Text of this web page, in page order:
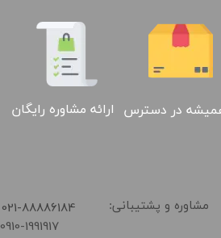
در دسترس ارائه مشاوره رایگان
مشاوره و پشتیبانی: ​021-88886184
0910-1991917